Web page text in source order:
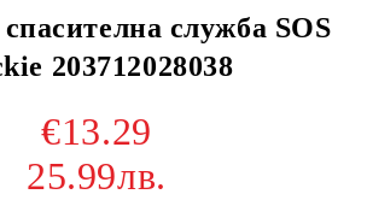
служба SOS
203712028038
€13.29
25.99лв.